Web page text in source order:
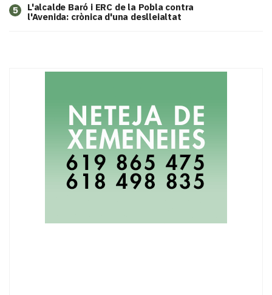
5
L'alcalde Baró i ERC de la Pobla contra
l'Avenida: crònica d'una deslleialtat